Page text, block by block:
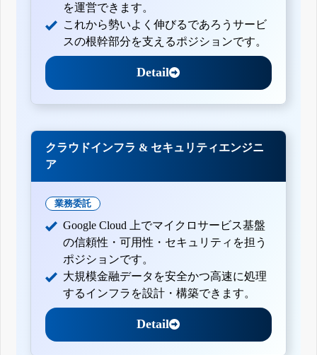
を運営できます。
これから勢いよく伸びるであろうサービ
スの根幹部分を支えるポジションです。
Detail
クラウドインフラ & セキュリティエンジニ
ア
業務委託
Google Cloud 上でマイクロサービス基盤
の信頼性・可用性・セキュリティを担う
ポジションです。
大規模金融データを安全かつ高速に処理
するインフラを設計・構築できます。
Detail